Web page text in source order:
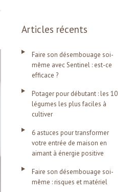
Articles récents
Faire son désembouage soi-
même avec Sentinel : est-ce
efficace ?
Potager pour débutant : les 10
légumes les plus faciles à
cultiver
6 astuces pour transformer
votre entrée de maison en
aimant à énergie positive
Faire son désembouage soi-
même : risques et matériel